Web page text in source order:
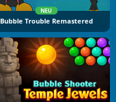
NEU
Bubble Trouble Remastered